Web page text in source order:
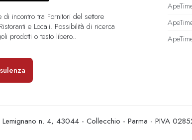
di incontro tra Fornitori del settore
e Locali. Possibilità di ricerca
prodotti o testo libero..
Lemignano n. 4, 43044 - Collecchio - Parma - PIVA